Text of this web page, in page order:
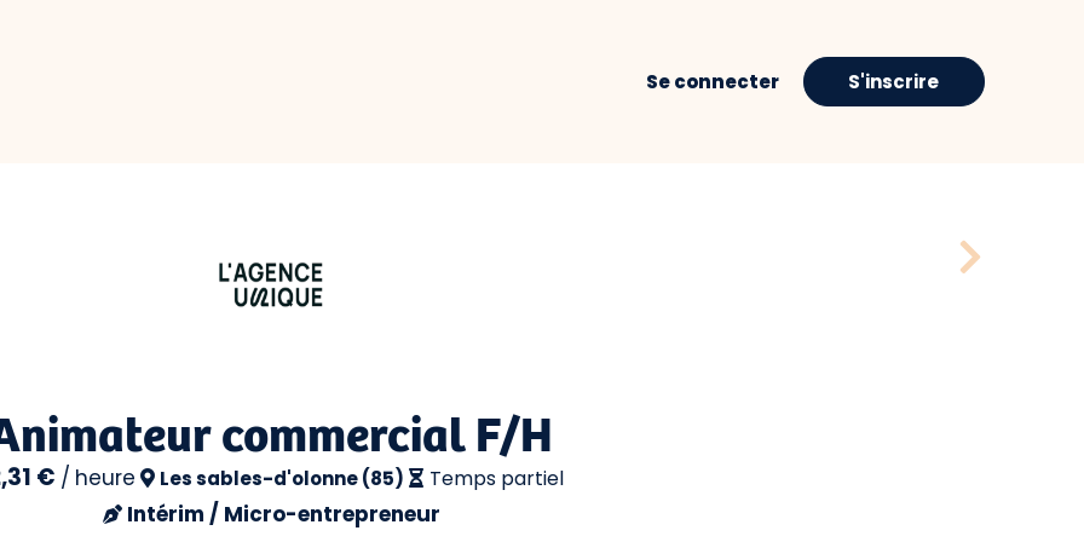
Se connecter S'inscrire
commercial F/H
€ / heure Les sables-d'olonne (85) Temps partiel
Intérim / Micro-entrepreneur